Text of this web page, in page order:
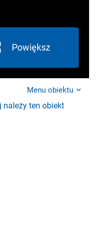
Powiększ
Menu obiektu
należy ten obiekt